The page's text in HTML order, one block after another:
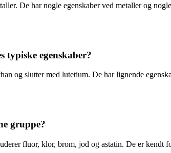
De har nogle egenskaber ved metaller og
typiske egenskaber?
og slutter med lutetium. De har lignende
gruppe?
fluor, klor, brom, jod og astatin. De er kendt